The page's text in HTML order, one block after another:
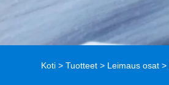
Koti > Tuotteet > Leimaus osat >